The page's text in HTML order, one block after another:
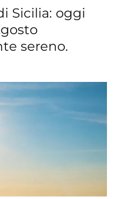
Sicilia: oggi
sereno.